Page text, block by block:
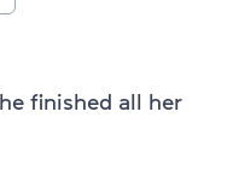
finished all her